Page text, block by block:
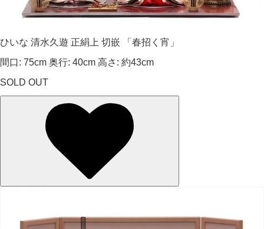
ひいな 清水久遊 正絹上 切嵌 「春招く宵」
間口: 75cm 奥行: 40cm 高さ: 約43cm
SOLD OUT